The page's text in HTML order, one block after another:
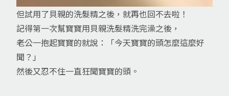
但試用了貝親的洗髮精之後，就再也回不去啦！
記得第一次幫寶寶用貝親洗髮精洗完澡之後，
老公一抱起寶寶的就說：「今天寶寶的頭怎麼這麼好
聞？」
然後又忍不住一直狂聞寶寶的頭。